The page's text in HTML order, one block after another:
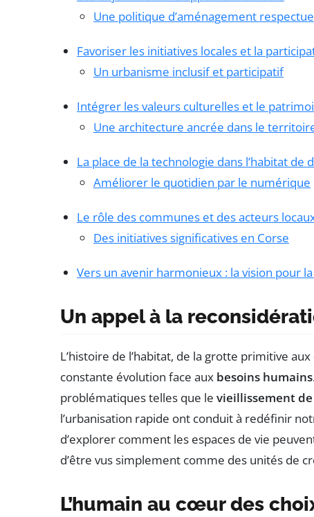
Une politique d’aménagement
Favoriser les initiatives locales et la
Un urbanisme inclusif et participatif
Intégrer les valeurs culturelles et le
Une architecture ancrée dans le
La place de la technologie dans l’habitat de
Améliorer le quotidien par le numérique
Le rôle des communes et des acteurs
Des initiatives significatives en Corse
Vers un avenir harmonieux : la vision pour
Un appel à la
L’histoire de l’habitat, de la grotte primitive
constante évolution face aux besoins humains
problématiques telles que le vieillissement
l’urbanisation rapide ont conduit à redéfinir
d’explorer comment les espaces de vie
d’être vus simplement comme des unités de
L’humain au cœur des